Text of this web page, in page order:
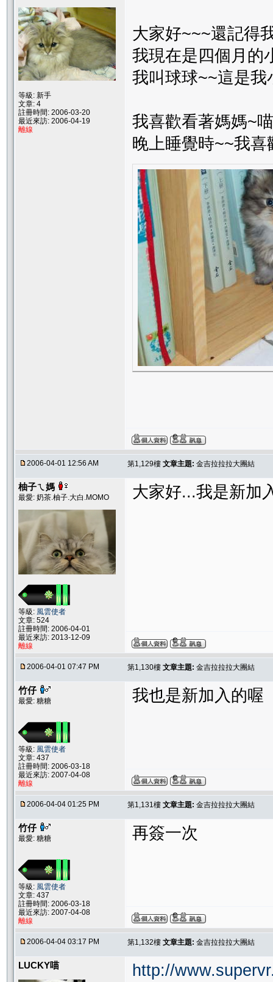
等級: 新手
文章: 4
註冊時間: 2006-03-20
最近來訪: 2006-04-19
離線
大家好~~~還記得
我現在是四個月的
我叫球球~~這是
我喜歡看著媽媽~
晚上睡覺時~~我
2006-04-01 12:56 AM 第1,129樓 文章主題: 金吉拉拉拉大團結
柚子ㄟ媽
最愛: 奶茶.柚子.大白.MOMO
等級: 風雲使者
文章: 524
註冊時間: 2006-04-01
最近來訪: 2013-12-09
離線
大家好...我是新加
2006-04-01 07:47 PM 第1,130樓 文章主題: 金吉拉拉拉大團結
竹仔
最愛: 糖糖
等級: 風雲使者
文章: 437
註冊時間: 2006-03-18
最近來訪: 2007-04-08
離線
我也是新加入的喔
2006-04-04 01:25 PM 第1,131樓 文章主題: 金吉拉拉拉大團結
竹仔
最愛: 糖糖
等級: 風雲使者
文章: 437
註冊時間: 2006-03-18
最近來訪: 2007-04-08
離線
再簽一次
2006-04-04 03:17 PM 第1,132樓 文章主題: 金吉拉拉拉大團結
LUCKY喵 http://